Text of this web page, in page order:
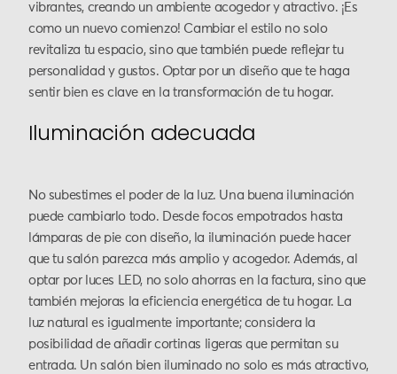
vibrantes, creando un ambiente acogedor y atractivo. ¡Es
como un nuevo comienzo! Cambiar el estilo no solo
revitaliza tu espacio, sino que también puede reflejar tu
personalidad y gustos. Optar por un diseño que te haga
sentir bien es clave en la transformación de tu hogar.
Iluminación adecuada
No subestimes el poder de la luz. Una buena iluminación
puede cambiarlo todo. Desde focos empotrados hasta
lámparas de pie con diseño, la iluminación puede hacer
que tu salón parezca más amplio y acogedor. Además, al
optar por luces LED, no solo ahorras en la factura, sino que
también mejoras la eficiencia energética de tu hogar. La
luz natural es igualmente importante; considera la
posibilidad de añadir cortinas ligeras que permitan su
entrada. Un salón bien iluminado no solo es más atractivo,